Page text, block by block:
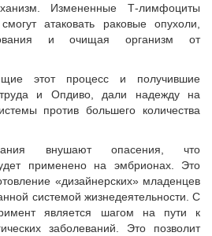
Измененные Т-лимфоциты
атаковать раковые опухоли,
и очищая организм от
этот процесс и получившие
и Опдиво, дали надежду на
против большего количества
внушают опасения, что
применено на эмбрионах. Это
«дизайнерских» младенцев
системой жизнедеятельности. С
является шагом на пути к
заболеваний. Это позволит